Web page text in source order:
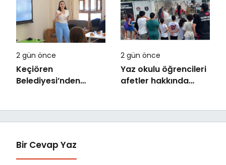
Alanında İş Birliği
Aylarını Bizimle
Birlikte Geçiriyor”
2 gün önce
Keçiören
Belediyesi’nden
2 gün önce
Yaz okulu öğrencileri
afetler hakkında
Bir Cevap Yaz